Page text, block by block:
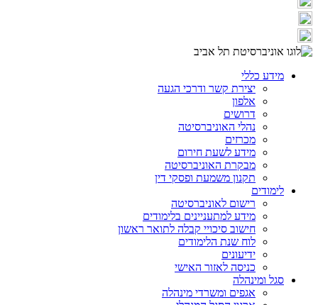
מידע כללי
יצירת קשר ודרכי הגעה
אלפון
דרושים
נהלי האוניברסיטה
מכרזים
מידע לשעת חירום
מבקרת האוניברסיטה
תקנון משמעת ופסקי דין
לימודים
רישום לאוניברסיטה
מידע למתעניינים בלימודים
חישוב סיכויי קבלה לתואר ראשון
לוח שנת הלימודים
ידיעונים
כניסה לאזור האישי
סגל ומינהלה
אגפים ומשרדי מינהלה